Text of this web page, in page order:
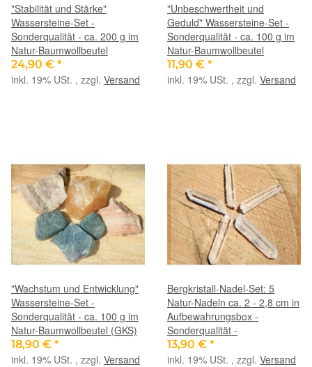
"Stabilität und Stärke"
Wassersteine-Set -
Sonderqualität - ca. 200 g im
Natur-Baumwollbeutel
24,90 € *
inkl. 19% USt. , zzgl. Versand
"Unbeschwertheit und
Geduld" Wassersteine-Set -
Sonderqualität - ca. 100 g im
Natur-Baumwollbeutel
11,90 € *
inkl. 19% USt. , zzgl. Versand
"Wachstum und Entwicklung"
Wassersteine-Set -
Sonderqualität - ca. 100 g im
Natur-Baumwollbeutel (GKS)
18,90 € *
inkl. 19% USt. , zzgl. Versand
Bergkristall-Nadel-Set: 5
Natur-Nadeln ca. 2 - 2,8 cm in
Aufbewahrungsbox -
Sonderqualität -
13,90 € *
inkl. 19% USt. , zzgl. Versand